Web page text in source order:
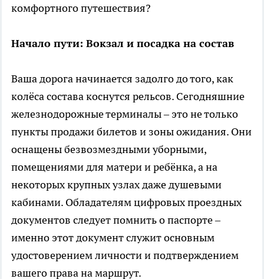
комфортного путешествия?
Начало пути: Вокзал и посадка на состав
Ваша дорога начинается задолго до того, как
колёса состава коснутся рельсов. Сегодняшние
железнодорожные терминалы – это не только
пункты продажи билетов и зоны ожидания. Они
оснащены безвозмездными уборными,
помещениями для матери и ребёнка, а на
некоторых крупных узлах даже душевыми
кабинами. Обладателям цифровых проездных
документов следует помнить о паспорте –
именно этот документ служит основным
удостоверением личности и подтверждением
вашего права на маршрут.